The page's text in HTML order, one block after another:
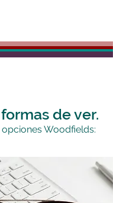
de ver.
Woodfields: